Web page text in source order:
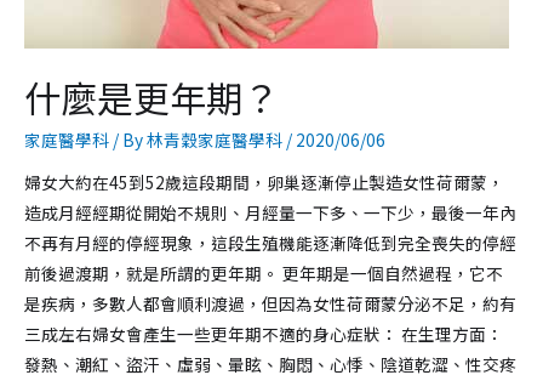
什麼是更年期？
家庭醫學科 / By林青穀家庭醫學科 / 2020/06/06
婦女大約在45到52歲這段期間，卵巢逐漸停止製造女性荷爾蒙，
造成月經經期從開始不規則、月經量一下多、一下少，最後一年內
不再有月經的停經現象，這段生殖機能逐漸降低到完全喪失的停經
前後過渡期，就是所謂的更年期。 更年期是一個自然過程，它不
是疾病，多數人都會順利渡過，但因為女性荷爾蒙分泌不足，約有
三成左右婦女會產生一些更年期不適的身心症狀： 在生理方面：
發熱、潮紅、盜汗、虛弱、暈眩、胸悶、心悸、陰道乾澀、性交疼